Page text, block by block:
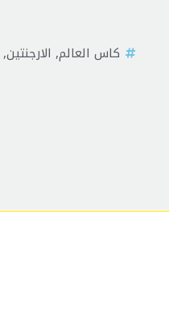
كاس العالم, الارجنتين,